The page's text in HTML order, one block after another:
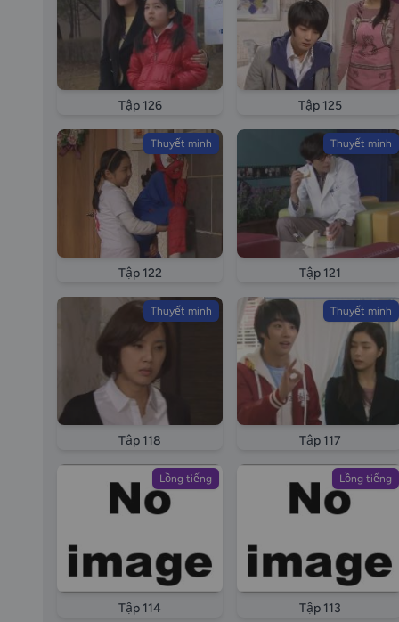
Tập 126 Tập 125
Thuyết minh
Tập 122
Thuyết minh
Tập 121
Thuyết minh
Tập 118
Thuyết minh
Tập 117
Lồng tiếng
Tập 114
Lồng tiếng
Tập 113